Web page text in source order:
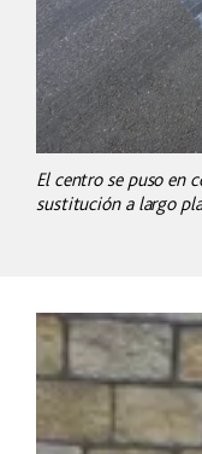
El centro se puso en
sustitución a largo